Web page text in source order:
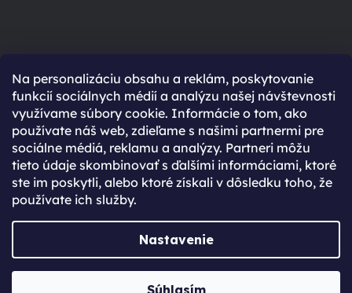
Na personalizáciu obsahu a reklám, poskytovanie
funkcií sociálnych médií a analýzu našej návštevnosti
využívame súbory cookie. Informácie o tom, ako
používate náš web, zdieľame s našimi partnermi pre
sociálne médiá, reklamu a analýzy. Partneri môžu
tieto údaje skombinovať s ďalšími informáciami, ktoré
ste im poskytli, alebo ktoré získali v dôsledku toho, že
používate ich služby.
Nastavenie
Súhlasím
Ešte nemáte účet?
Rýchlejší nákup vďaka uloženým údajom
Prehľad o stave objednávky
Kompletná história objednávok
Špeciálne akcie, novinky a zľavy pre registrovaných
Vytvoril Shoptet Premium